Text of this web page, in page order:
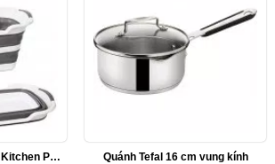
Giỏ đựng đồ giặt Kool Kitchen Pros Quánh Tefal 16 cm vung kính